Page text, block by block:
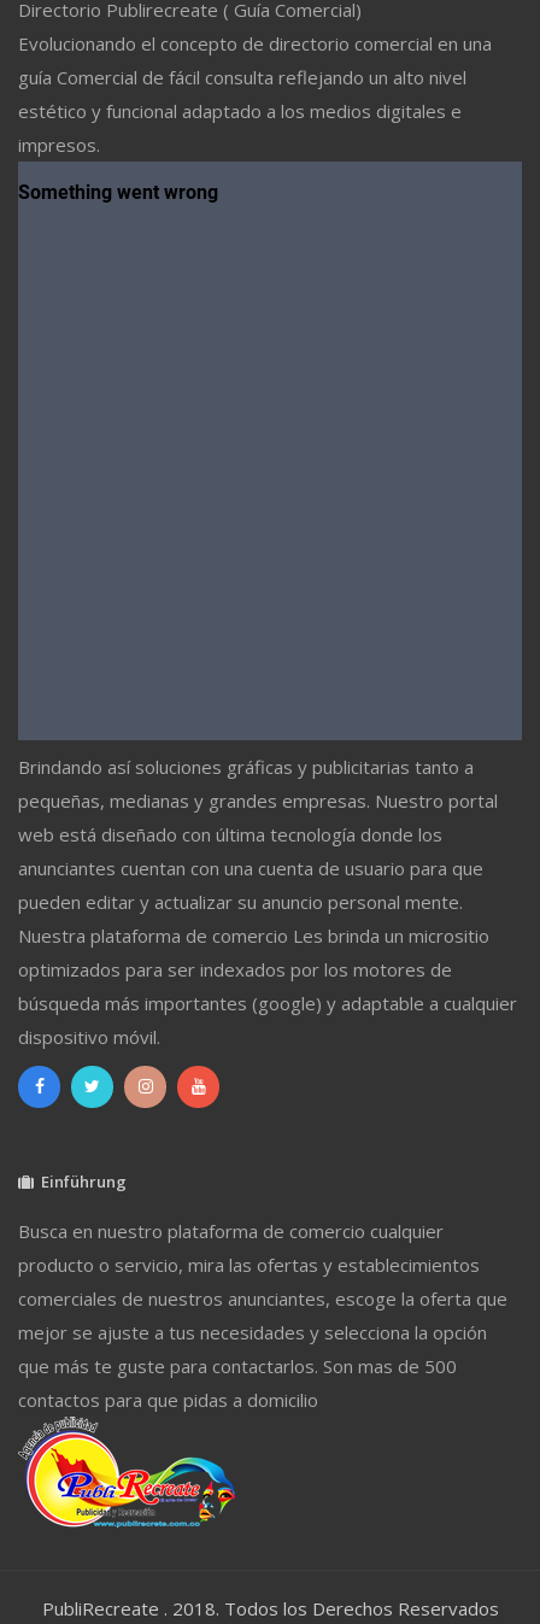
Directorio Publirecreate ( Guía Comercial)
Evolucionando el concepto de directorio comercial en una
guía Comercial de fácil consulta reflejando un alto nivel
estético y funcional adaptado a los medios digitales e
impresos.
Brindando así soluciones gráficas y publicitarias tanto a
pequeñas, medianas y grandes empresas. Nuestro portal
web está diseñado con última tecnología donde los
anunciantes cuentan con una cuenta de usuario para que
pueden editar y actualizar su anuncio personal mente.
Nuestra plataforma de comercio Les brinda un micrositio
optimizados para ser indexados por los motores de
búsqueda más importantes (google) y adaptable a cualquier
dispositivo móvil.
Einführung
Busca en nuestro plataforma de comercio cualquier
producto o servicio, mira las ofertas y establecimientos
comerciales de nuestros anunciantes, escoge la oferta que
mejor se ajuste a tus necesidades y selecciona la opción
que más te guste para contactarlos. Son mas de 500
contactos para que pidas a domicilio
PubliRecreate . 2018. Todos los Derechos Reservados